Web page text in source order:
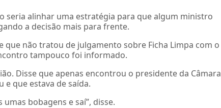
seria alinhar uma estratégia para que algum ministro
a decisão mais para frente.
que não tratou de julgamento sobre Ficha Limpa com o
tampouco foi informado.
Disse que apenas encontrou o presidente da Câmara
e que estava de saída.
bobagens e saí”, disse.